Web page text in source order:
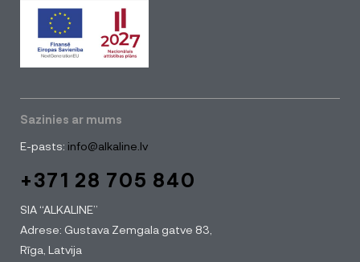
Sazinies ar mums
E-pasts: info@alkaline.lv
+371 28 705 840
SIA “ALKALINE”
Adrese: Gustava Zemgala gatve 83,
Rīga, Latvija